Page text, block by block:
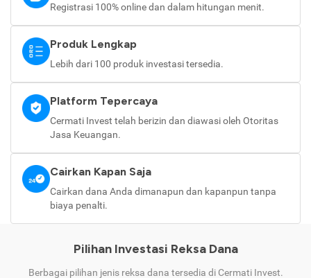
Registrasi 100% online dan dalam hitungan menit.
Produk Lengkap
Lebih dari 100 produk investasi tersedia.
Platform Tepercaya
Cermati Invest telah berizin dan diawasi oleh Otoritas
Jasa Keuangan.
Cairkan Kapan Saja
Cairkan dana Anda dimanapun dan kapanpun tanpa
biaya penalti.
Pilihan Investasi Reksa Dana
Berbagai pilihan jenis reksa dana tersedia di Cermati Invest.